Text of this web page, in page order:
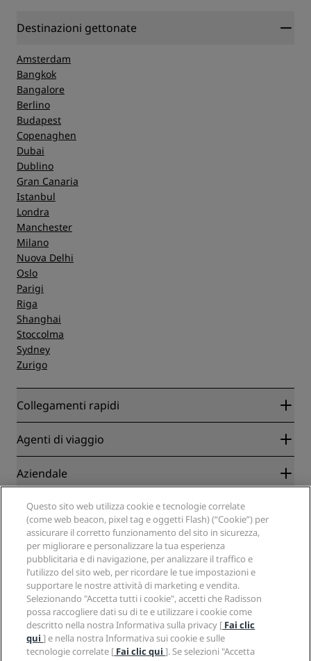
Destinazioni gettonate
Amsterdam
Bangkok
Bangalore
Berlino
Budapest
Copenaghen
Dubai
Dublino
Gran Canaria
Istanbul
Londra
Manchester
Milano
Nuova Delhi
Oslo
Parigi
Riga
Shanghai
Stoccolma
Sydney
Zurigo
Collegamenti rapidi
Radisson Rewards
Blog
APP Radisson Hotels
Hotel Approvati per sport
Hotel per famiglie
Salute e sicurezza
Agenti di viaggio
Partner
Agenti di viaggio
Aziendale
Radisson Hotel Group
Media
Opportunità di lavoro in RHG
Opportunità di lavoro in PPHE
Opportunità di lavoro in EHL
The Club by RHG
Opportunità di sviluppo
Responsible Business
Approvvigionamento
Note legali
Centro sulla privacy
Note legali
Termini e condizioni di Radisson Rewards
Termini e condizioni di utilizzo del sito
Accessibilità digitale
Dichiarazione sulla schiavitù moderna
Aiuto
Avvisi per i consumatori
Contatti
Domande frequenti
Mappa del sito
Social media
Marchi Radisson Hotels
Questo sito web utilizza cookie e tecnologie correlate
(come web beacon, pixel tag e oggetti Flash) (“Cookie”) per
assicurare il corretto funzionamento del sito in sicurezza,
per migliorare e personalizzare la tua esperienza
pubblicitaria e di navigazione, per analizzare il traffico e
l’utilizzo del sito web, per ricordare le tue impostazioni e
supportare le nostre attività di marketing e vendita.
Selezionando "Accetta tutti i cookie", accetti che Radisson
possa raccogliere dati su di te e utilizzare i cookie come
descritto nella nostra Informativa sulla privacy [ Fai clic
qui] e nella nostra Informativa sui cookie e sulle
tecnologie correlate [ Fai clic qui]. Se selezioni "Accetta